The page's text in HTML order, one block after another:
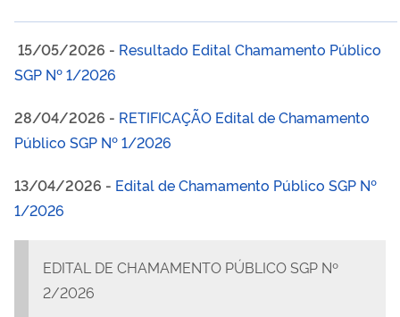
15/05/2026 - Resultado Edital Chamamento Público
SGP Nº 1/2026
28/04/2026 - RETIFICAÇÃO Edital de Chamamento
Público SGP Nº 1/2026
13/04/2026 - Edital de Chamamento Público SGP Nº
1/2026
EDITAL DE CHAMAMENTO PÚBLICO SGP Nº
2/2026